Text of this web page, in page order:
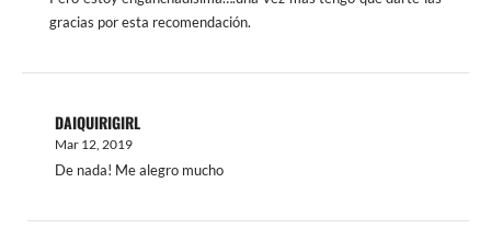
gracias por esta recomendación.
DAIQUIRIGIRL
Mar 12, 2019
De nada! Me alegro mucho